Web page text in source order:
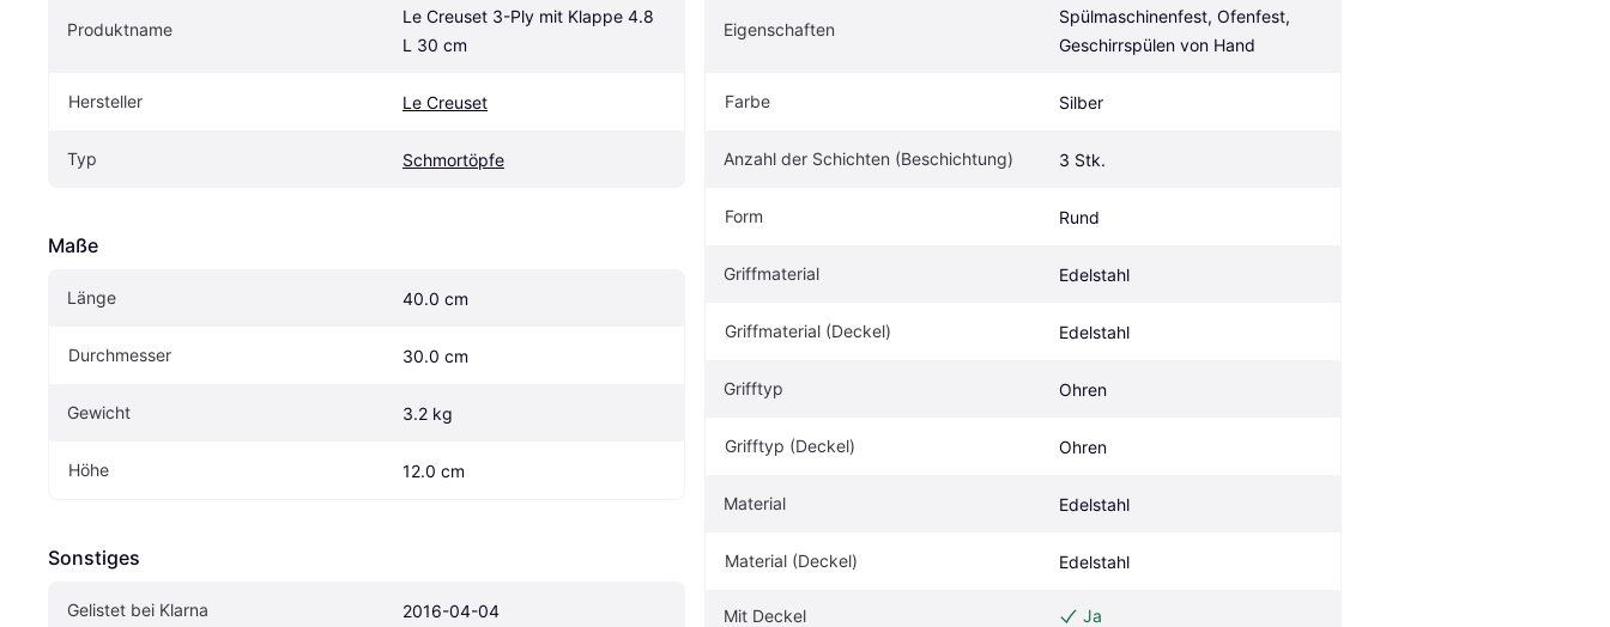
Produktname
Le Creuset 3-Ply mit Klappe 4.8
L 30 cm
Hersteller Le Creuset
Typ Schmortöpfe
Maße
Länge 40.0 cm
Durchmesser 30.0 cm
Gewicht 3.2 kg
Höhe 12.0 cm
Sonstiges
Gelistet bei Klarna 2016-04-04
Eigenschaften
Spülmaschinenfest, Ofenfest,
Geschirrspülen von Hand
Farbe Silber
Anzahl der Schichten (Beschichtung) 3 Stk.
Form Rund
Griffmaterial Edelstahl
Griffmaterial (Deckel) Edelstahl
Grifftyp Ohren
Grifftyp (Deckel) Ohren
Material Edelstahl
Material (Deckel) Edelstahl
Mit Deckel Ja